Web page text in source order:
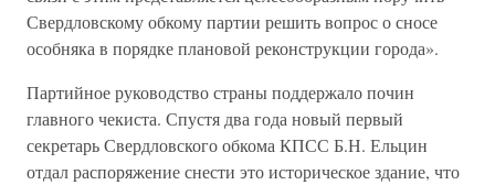
Свердловскому обкому партии решить вопрос о сносе
особняка в порядке плановой реконструкции города».
Партийное руководство страны поддержало почин
главного чекиста. Спустя два года новый первый
секретарь Свердловского обкома КПСС Б.Н. Ельцин
отдал распоряжение снести это историческое здание, что